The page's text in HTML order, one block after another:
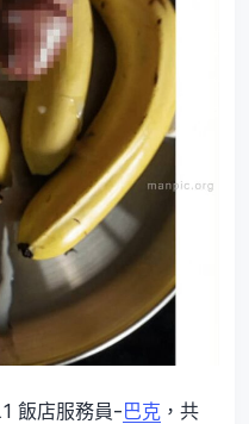
飯店服務員-巴克 ，共